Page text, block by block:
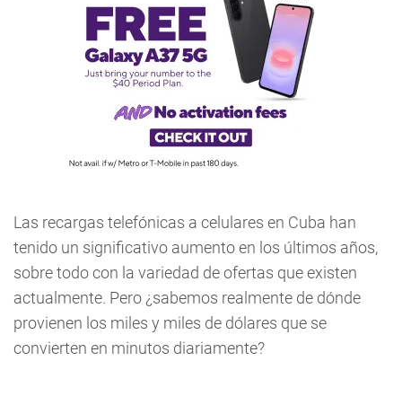
Las recargas telefónicas a celulares en Cuba han
tenido un significativo aumento en los últimos años,
sobre todo con la variedad de ofertas que existen
actualmente. Pero ¿sabemos realmente de dónde
provienen los miles y miles de dólares que se
convierten en minutos diariamente?